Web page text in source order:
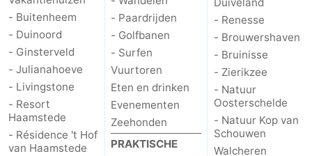
Duin
Katwijk
-
Scheveningen
-
Den
Haag
-
Rotterdam
Rockanje
Zeeland
- Buitenheem
- Duinoord
- Ginsterveld
- Julianahoeve
- Livingstone
- Resort
Haamstede
- Résidence 't Hof
van Haamstede
- Paardrijden
- Golfbanen
- Surfen
Vuurtoren
Eten en drinken
Evenementen
Zeehonden
PRAKTISCHE
- Renesse
- Brouwershaven
- Bruinisse
- Zierikzee
- Natuur
Oosterschelde
- Natuur Kop van
Schouwen
Walcheren